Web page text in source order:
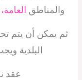
والمناطق
ثم يمكن أن يتم
البلدية
عقد